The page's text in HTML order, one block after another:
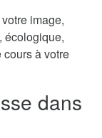
image,
écologique,
à votre
dans